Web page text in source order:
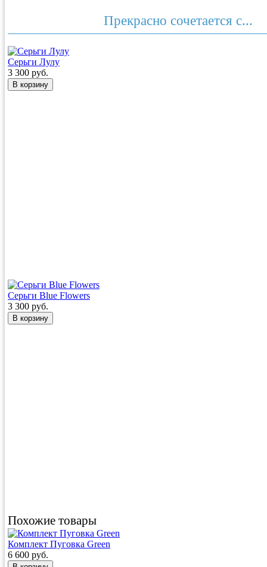
Прекрасно сочетается с...
Серьги Лулу
3 300 руб.
Серьги Blue Flowers
3 300 руб.
Похожие товары
Комплект Пуговка Green
6 600 руб.